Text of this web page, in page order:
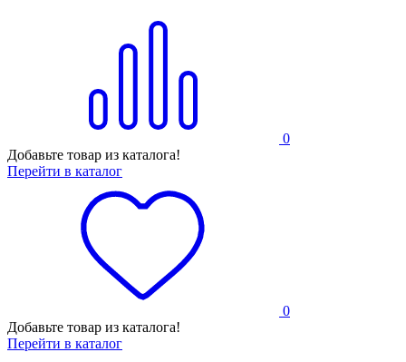
0
Добавьте товар из каталога!
Перейти в каталог
0
Добавьте товар из каталога!
Перейти в каталог